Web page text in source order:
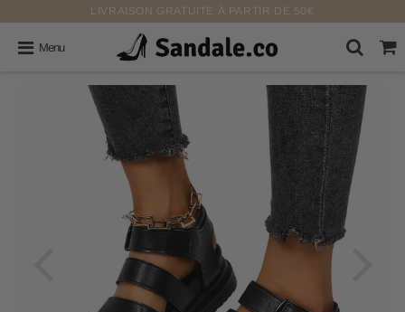
LIVRAISON GRATUITE À PARTIR DE 50€
Menu